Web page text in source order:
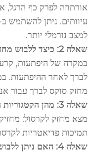
למצב נורמלי יותר.
שאלה 2: כיצד ללבוש מחזק עליון עם נעליים
במקרה של היפתעות,
מחזק סוקס לברך עבור
שאלה 3: מהן הקטגוריות המובילות של תמיכות לקרסול
מצא מחזק לקרסול:
תמיכות פדיאטריות
שאלה 4: האם ניתן ללבוש מחזק לברך כל היום